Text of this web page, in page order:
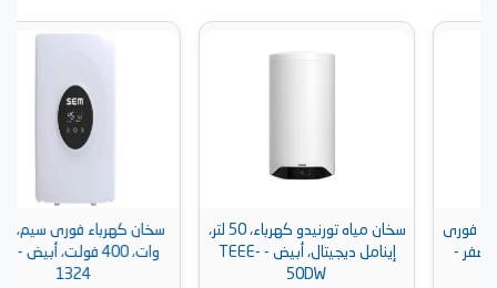
سخان مياه تورنيدو كهرباء، 50 لتر،
إينامل ديجيتال، أبيض - TEEE-
سخان كهرباء فورى سيم، 24 ك
وات، 400 فولت، أبيض - SW-